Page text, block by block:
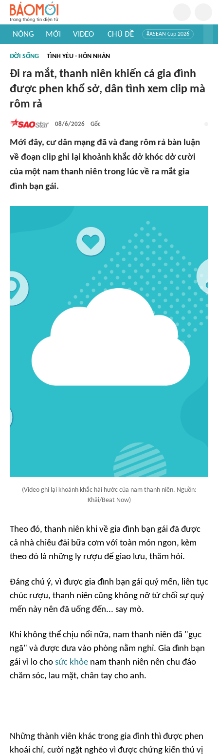
NÓNG MỚI VIDEO CHỦ ĐỀ #ASEAN Cup 2026
#Khám phá Việt Nam
#Khám phá thế giới
ĐỜI SỐNG TÌNH YÊU - HÔN NHÂN
Đi ra mắt, thanh niên khiến cả gia đình
được phen khổ sở, dân tình xem clip mà
rôm rả
08/6/2026 Gốc
Mới đây, cư dân mạng đã và đang rôm rả bàn luận
về đoạn clip ghi lại khoảnh khắc dở khóc dở cười
của một nam thanh niên trong lúc về ra mắt gia
đình bạn gái.
(Video ghi lại khoảnh khắc hài hước của nam thanh niên. Nguồn:
Khải/Beat Now)
Theo đó, thanh niên khi về gia đình bạn gái đã được
cả nhà chiêu đãi bữa cơm với toàn món ngon, kèm
theo đó là những ly rượu để giao lưu, thăm hỏi.
Đáng chú ý, vì được gia đình bạn gái quý mến, liên tục
chúc rượu, thanh niên cũng không nỡ từ chối sự quý
mến này nên đã uống đến... say mò.
Khi không thể chịu nổi nữa, nam thanh niên đã "gục
ngã" và được đưa vào phòng nằm nghỉ. Gia đình bạn
gái vì lo cho sức khỏe nam thanh niên nên chu đáo
chăm sóc, lau mặt, chân tay cho anh.
Những thành viên khác trong gia đình thì được phen
khoái chí, cười ngặt nghẽo vì được chứng kiến thú vị